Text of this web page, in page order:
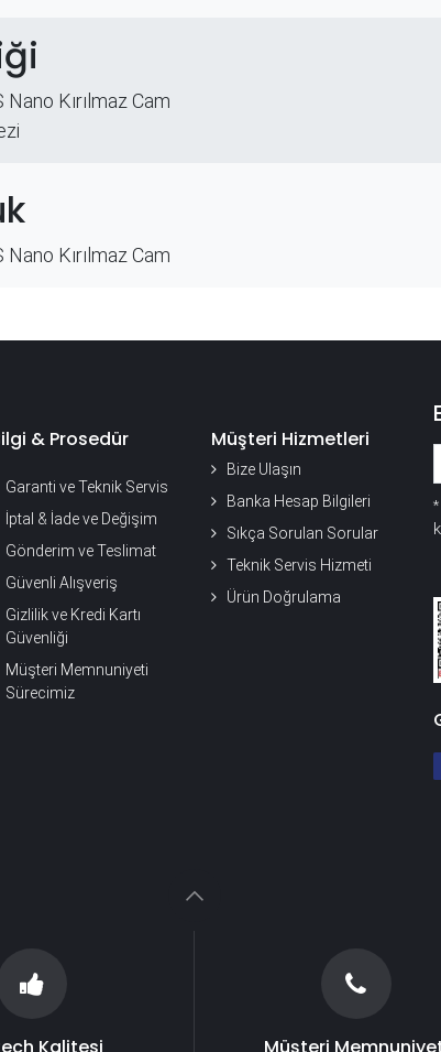
Kırılmaz Cam
Kırılmaz Cam
& Prosedür
Garanti ve Teknik Servis
İptal & İade ve Değişim
Gönderim ve Teslimat
Güvenli Alışveriş
Gizlilik ve Kredi Kartı
Güvenliği
Müşteri Memnuniyeti
Sürecimiz
Müşteri Hizmetleri
Bize Ulaşın
Banka Hesap Bilgileri
Sıkça Sorulan Sorular
Teknik Servis Hizmeti
Ürün Doğrulama
*